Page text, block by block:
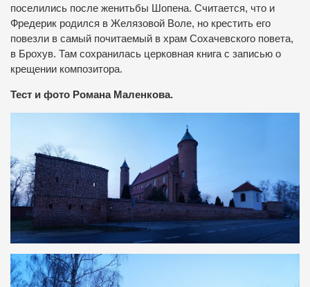
поселились после женитьбы Шопена. Считается, что и
Фредерик родился в Желязовой Воле, но крестить его
повезли в самый почитаемый в храм Сохачевского повета,
в Брохув. Там сохранилась церковная книга с записью о
крещении композитора.
Тест и фото Романа Маленкова.